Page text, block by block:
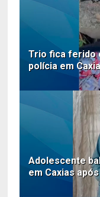
Trio fica ferido
polícia em
Adolescente
em Caxias